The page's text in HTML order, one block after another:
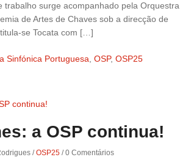
trabalho surge acompanhado pela Orquestra
de Artes de Chaves sob a direcção de
se Tocata com […]
Sinfónica Portuguesa, OSP, OSP25
a OSP continua!
/OSP25 /0 Comentários